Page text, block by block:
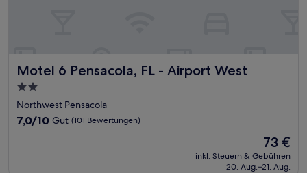
Motel 6 Pensacola, FL - Airport West
Motel 6 Pensacola, FL - Airport West
2.0-
Sterne-
Unterkunft
Northwest Pensacola
7.0
7,0/10 Gut (101 Bewertungen)
Der
Preis
beträgt
73 €
inkl. Steuern & Gebühren
20. Aug.–21. Aug.